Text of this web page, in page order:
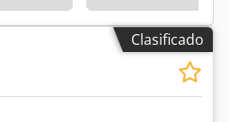
Clasificado